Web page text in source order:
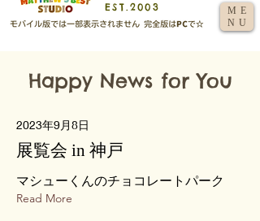
EST.2003
ME
NU
Happy News for You
2023年9月8日
展覧会 in 神戸
マシューくんのチョコレートパーク
Read More